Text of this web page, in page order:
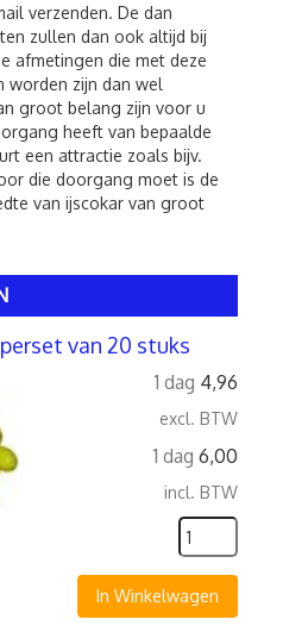
verzenden. De dan
zullen dan ook altijd bij
afmetingen die met deze
worden zijn dan wel
groot belang zijn voor u
heeft van bepaalde
een attractie zoals bijv.
die doorgang moet is de
van ijscokar van groot
van 20 stuks
1 dag 4,96
excl. BTW
1 dag 6,00
incl. BTW
In Winkelwagen